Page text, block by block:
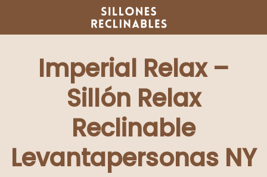
contenido
Imperial Relax –
Sillón Relax
Reclinable
Levantapersonas NY